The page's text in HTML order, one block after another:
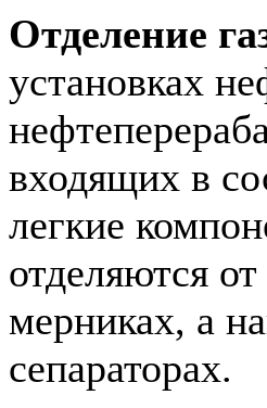
Отделение
установках
входящих в
легкие
отделяются
мерниках, а
сепараторах.